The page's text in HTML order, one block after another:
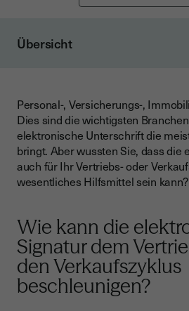
Übersicht
elektronische Signatur (zum
Wie wird die Produktivität Ihres
elektronische Signatur verbessert?
Personal-, Versicherungs-,
Dies sind die wichtigsten
elektronische Unterschrift die
bringt. Aber wussten Sie, dass die
auch für Ihr Vertriebs- oder
wesentliches Hilfsmittel sein kann?
Wie kann die
Signatur dem
den Verkaufszyklus
beschleunigen?